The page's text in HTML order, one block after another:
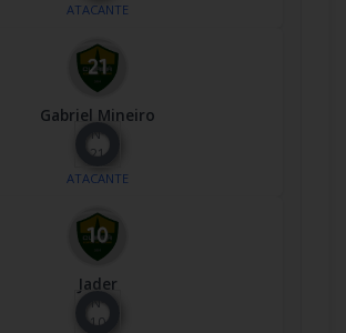
ATACANTE
Gabriel Mineiro
Nº
21
ATACANTE
Jader
Nº
10